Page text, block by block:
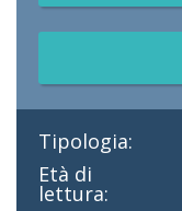
Tipologia:
Età di
lettura: